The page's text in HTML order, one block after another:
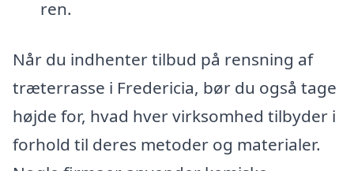
ren.
Når du indhenter tilbud på rensning af
træterrasse i Fredericia, bør du også tage
højde for, hvad hver virksomhed tilbyder i
forhold til deres metoder og materialer.